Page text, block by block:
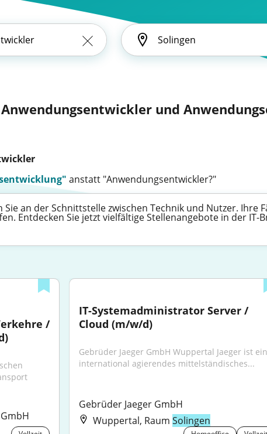
und
anstatt "Anwendungsentwickler?"
an der Schnittstelle zwischen Technik und Nutzer. Ihre
Entdecken Sie jetzt vielfältige Stellenangebote in der
/
IT-Systemadministrator Server /
Cloud (m/w/d)
Gebrüder Jaeger GmbH Wuppertal Jaeger ist ein
international agierendes mittelständisches...
Gebrüder Jaeger GmbH
Wuppertal, RaumSolingen